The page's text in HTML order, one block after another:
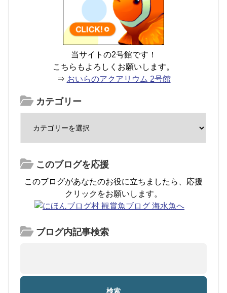
当サイトの2号館です！
こちらもよろしくお願いします。
⇒ おいらのアクアリウム 2号館
カテゴリー
このブログを応援
このブログがあなたのお役に立ちましたら、応援
クリックをお願いします。
ブログ内記事検索